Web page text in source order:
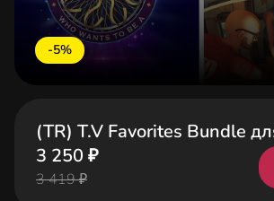
-5%
(TR) T.V Favorites Bundle
3 250 ₽
3 419 ₽